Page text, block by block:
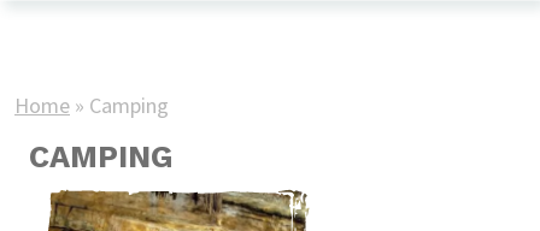
Home » Camping
CAMPING